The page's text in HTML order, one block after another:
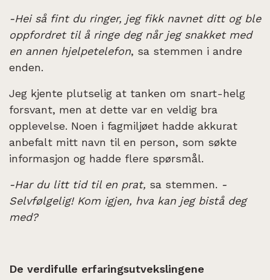
-Hei så fint du ringer, jeg fikk navnet ditt og ble
oppfordret til å ringe deg når jeg snakket med
en annen hjelpetelefon, sa stemmen i andre
enden.
Jeg kjente plutselig at tanken om snart-helg
forsvant, men at dette var en veldig bra
opplevelse. Noen i fagmiljøet hadde akkurat
anbefalt mitt navn til en person, som søkte
informasjon og hadde flere spørsmål.
-Har du litt tid til en prat, sa stemmen. -
Selvfølgelig! Kom igjen, hva kan jeg bistå deg
med?
De verdifulle erfaringsutvekslingene